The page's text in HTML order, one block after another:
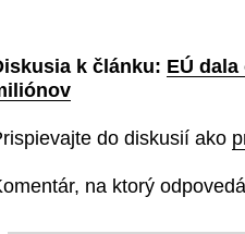
k článku: EÚ
do diskusií ako
na ktorý